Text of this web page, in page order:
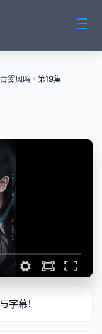
雾风鸣 第19集
字幕！